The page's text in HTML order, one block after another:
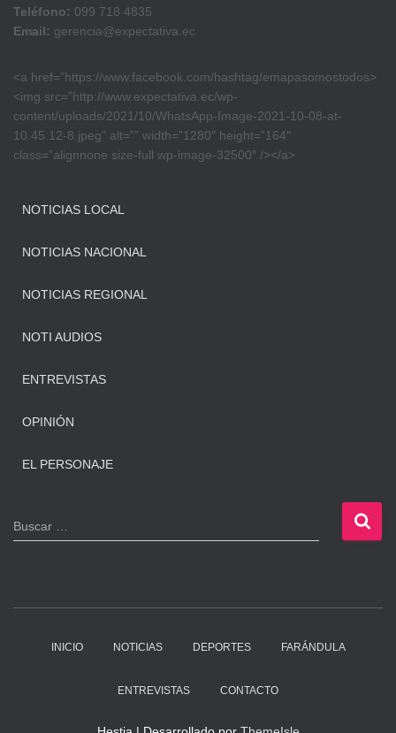
Teléfono: 099 718 4835
Email: gerencia@expectativa.ec
<a href=”https://www.facebook.com/hashtag/emapasomostodos>
<img src=”http://www.expectativa.ec/wp-
content/uploads/2021/10/WhatsApp-Image-2021-10-08-at-
10.45.12-8.jpeg” alt=”” width=”1280″ height=”164″
class=”alignnone size-full wp-image-32500″ /></a>
NOTICIAS LOCAL
NOTICIAS NACIONAL
NOTICIAS REGIONAL
NOTI AUDIOS
ENTREVISTAS
OPINIÓN
EL PERSONAJE
B
u
Buscar …
INICIO NOTICIAS DEPORTES FARÁNDULA
ENTREVISTAS CONTACTO